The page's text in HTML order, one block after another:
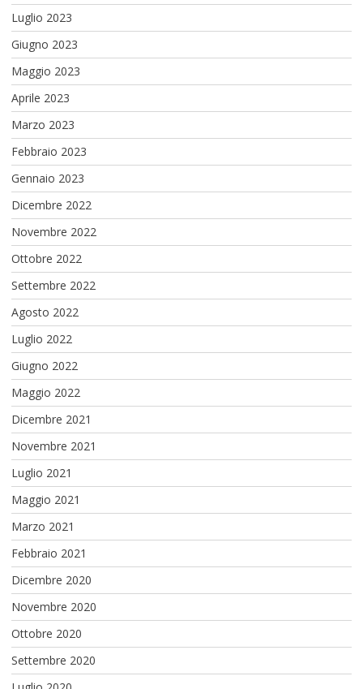
Luglio 2023
Giugno 2023
Maggio 2023
Aprile 2023
Marzo 2023
Febbraio 2023
Gennaio 2023
Dicembre 2022
Novembre 2022
Ottobre 2022
Settembre 2022
Agosto 2022
Luglio 2022
Giugno 2022
Maggio 2022
Dicembre 2021
Novembre 2021
Luglio 2021
Maggio 2021
Marzo 2021
Febbraio 2021
Dicembre 2020
Novembre 2020
Ottobre 2020
Settembre 2020